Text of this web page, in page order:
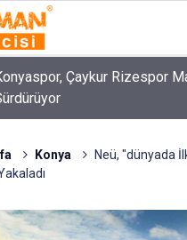
Çaykur Rizespor
Konya
Neü, "dünyada